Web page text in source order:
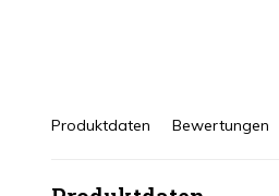
Produktdaten Bewertungen